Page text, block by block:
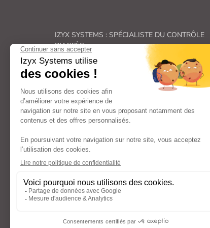
IZYX SYSTEMS : SPÉCIALISTE DU CONTRÔLE
D'ACCÈS
Véritable spécialiste du
contrôle des accès, Izyx
Systemsfabrique une gamme complète de
solutions deverrouillage électrique et de
De lagâche électrique
en passant par les
alimentations électriqueset lesdéclencheurs
manuels: nos familles de produits couvrent
l’ensemble des aspects liés au
besoins spécifiques.
le développement, nous offrons des composants
à clé… systèmes de verrouillage
de l’innovation, fiables, faciles à poser et à utiliser.
Tous droits réservés Izyx Systems ©